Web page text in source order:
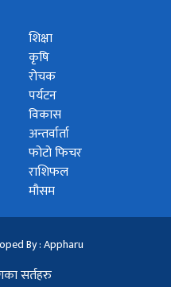
शिक्षा
कृषि
रोचक
पर्यटन
विकास
अन्तर्वार्ता
फोटो फिचर
राशिफल
मौसम
By : Appharu
सर्तहरु